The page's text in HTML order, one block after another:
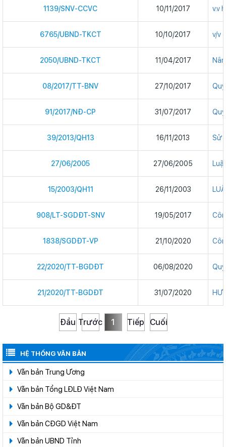
1139/SNV-CCVC 10/11/2017 v.v
6765/UBND-TKCT 10/10/2017 v/v
2050/UBND-TKCT 11/04/2017
08/2017/TT-BNV 27/10/2017
91/2017/NĐ-CP 31/07/2017
39/2013/QH13 16/11/2013
27/06/2005 27/06/2005
15/2003/QH11 26/11/2003
908/LT-SGDĐT-SNV 19/05/2017
1838/SGDĐT-VP 21/10/2020
22/2020/TT-BGDĐT 06/08/2020
21/2020/TT-BGDĐT 31/07/2020
Đầu Trước 1 Tiếp Cuối
HỆ THỐNG VĂN BẢN
Văn bản Trung Ương
Văn bản Tổng LĐLĐ Việt Nam
Văn bản Bộ GD&ĐT
Văn bản CĐGD Việt Nam
Văn bản UBND Tỉnh